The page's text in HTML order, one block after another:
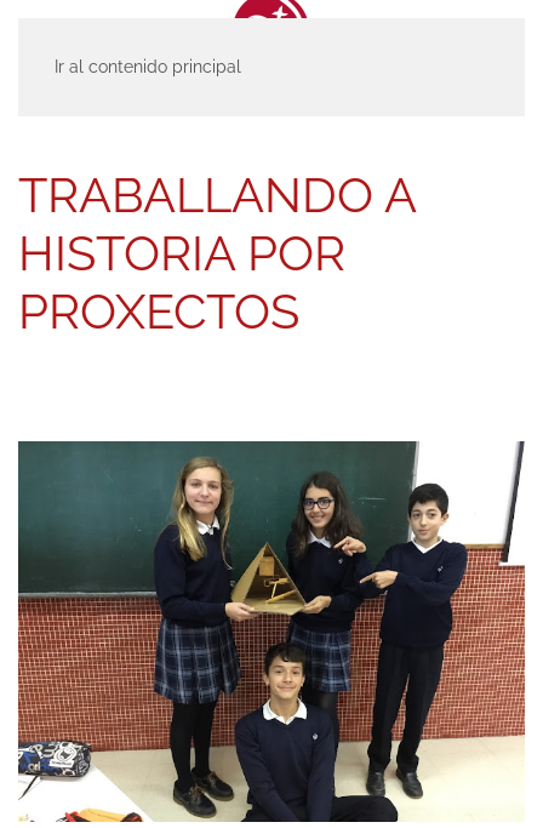
Ir al contenido principal
TRABALLANDO A
HISTORIA POR
PROXECTOS